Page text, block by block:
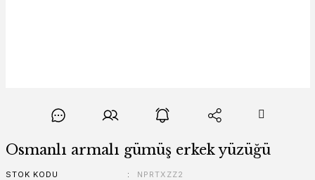
Osmanlı armalı gümüş erkek yüzüğü
STOK KODU
NPRTXZZ2